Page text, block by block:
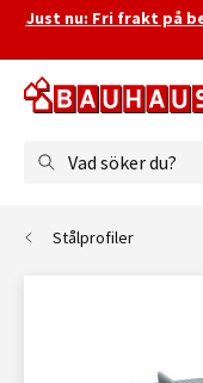
Just nu: Fri frakt på
Vad söker du?
Stålprofiler